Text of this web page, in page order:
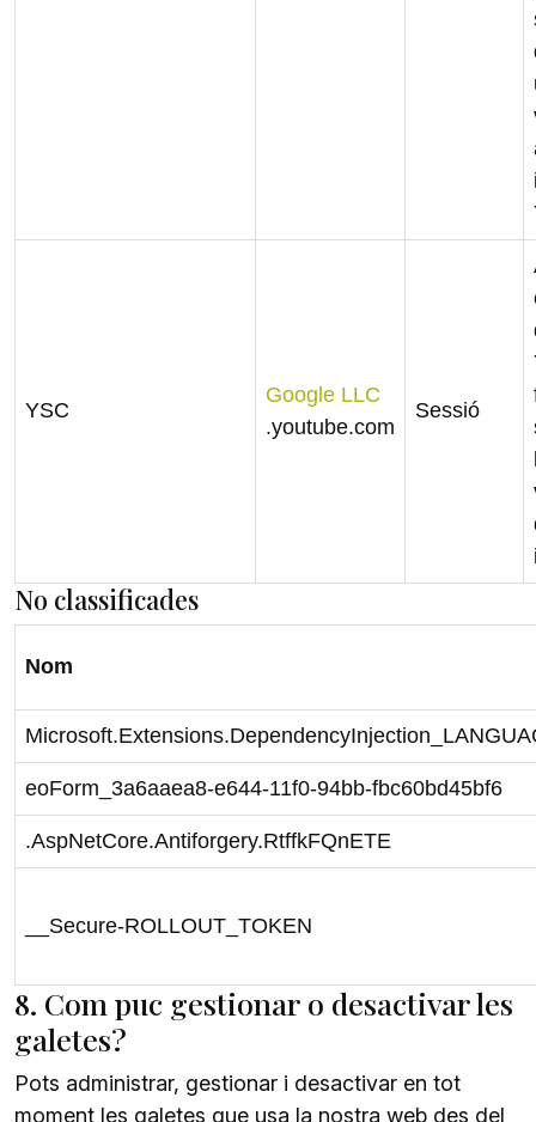
YSC
Google LLC
.youtube.com
Sessió
No classificades
Nom
eoForm_3a6aaea8-e644-11f0-94bb-fbc60bd45bf6
.AspNetCore.Antiforgery.RtffkFQnETE
__Secure-ROLLOUT_TOKEN
8. Com puc gestionar o desactivar les
galetes?
Pots administrar, gestionar i desactivar en tot
moment les galetes que usa la nostra web des del